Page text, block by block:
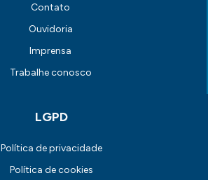
Contato
Ouvidoria
Imprensa
Trabalhe conosco
LGPD
Política de privacidade
Política de cookies